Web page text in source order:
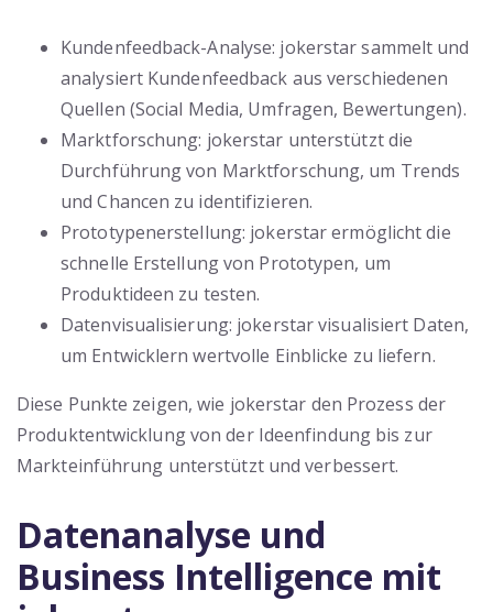
Kundenfeedback-Analyse: jokerstar sammelt und
analysiert Kundenfeedback aus verschiedenen
Quellen (Social Media, Umfragen, Bewertungen).
Marktforschung: jokerstar unterstützt die
Durchführung von Marktforschung, um Trends
und Chancen zu identifizieren.
Prototypenerstellung: jokerstar ermöglicht die
schnelle Erstellung von Prototypen, um
Produktideen zu testen.
Datenvisualisierung: jokerstar visualisiert Daten,
um Entwicklern wertvolle Einblicke zu liefern.
Diese Punkte zeigen, wie jokerstar den Prozess der
Produktentwicklung von der Ideenfindung bis zur
Markteinführung unterstützt und verbessert.
Datenanalyse und
Business Intelligence mit